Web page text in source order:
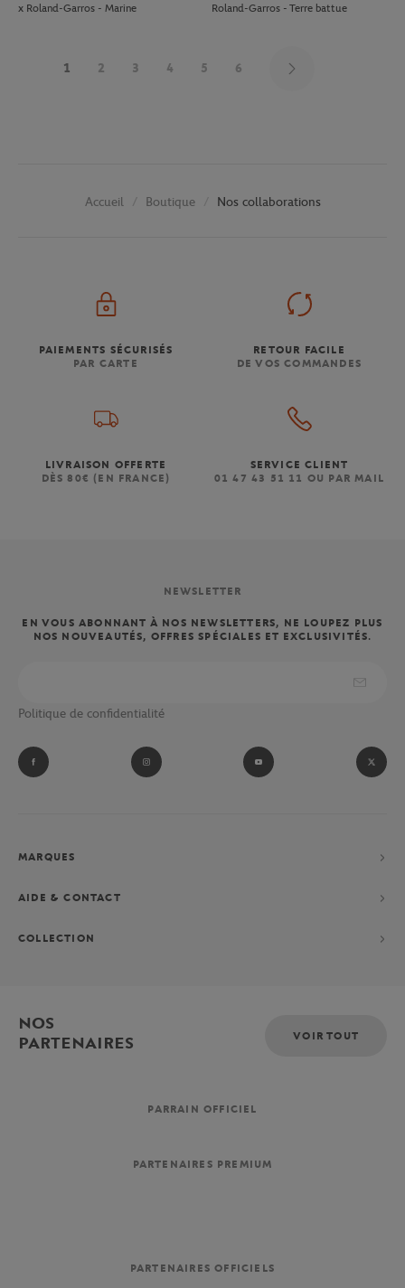
x Roland-Garros - Marine
Roland-Garros - Terre battue
1 2 3 4 5 6
Accueil Boutique Nos collaborations
PAIEMENTS SÉCURISÉS
PAR CARTE
RETOUR FACILE
DE VOS COMMANDES
LIVRAISON OFFERTE
DÈS 80€ (EN FRANCE)
SERVICE CLIENT
01 47 43 51 11 OU PAR MAIL
NEWSLETTER
EN VOUS ABONNANT À NOS NEWSLETTERS, NE LOUPEZ PLUS
NOS NOUVEAUTÉS, OFFRES SPÉCIALES ET EXCLUSIVITÉS.
Politique de confidentialité
MARQUES
AIDE & CONTACT
COLLECTION
NOS
PARTENAIRES
VOIR TOUT
PARRAIN OFFICIEL
PARTENAIRES PREMIUM
PARTENAIRES OFFICIELS